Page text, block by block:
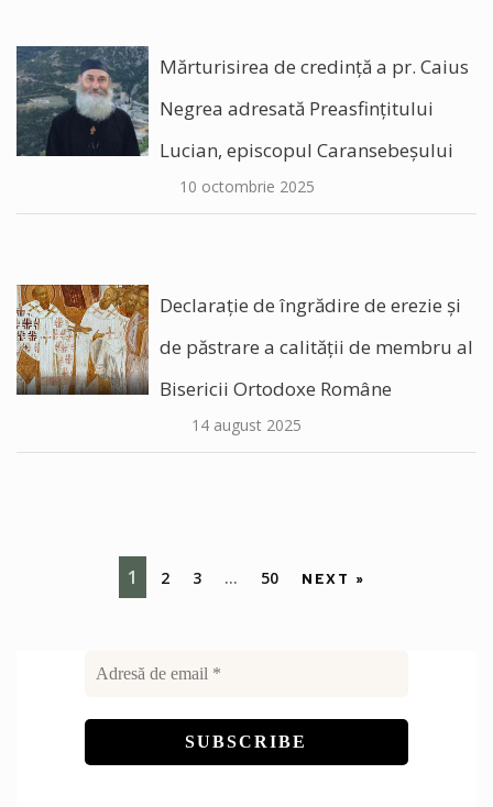
Mărturisirea de credință a pr. Caius
Negrea adresată Preasfințitului
Lucian, episcopul Caransebeșului
10 octombrie 2025
Declarație de îngrădire de erezie și
de păstrare a calității de membru al
Bisericii Ortodoxe Române
14 august 2025
1 2 3 … 50 NEXT »